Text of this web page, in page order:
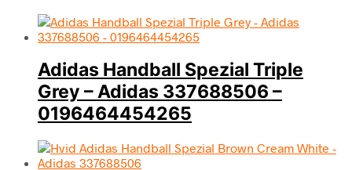
Adidas Handball Spezial Triple
Grey – Adidas 337688506 –
0196464454265